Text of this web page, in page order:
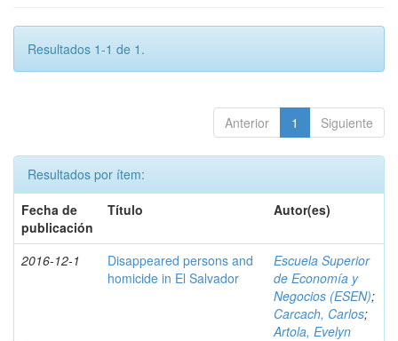
Resultados 1-1 de 1.
Anterior 1 Siguiente
Resultados por ítem:
Fecha de
publicación
Título Autor(es)
2016-12-1
Disappeared persons and
homicide in El Salvador
Escuela Superior
de Economía y
Negocios (ESEN);
Carcach, Carlos;
Artola, Evelyn